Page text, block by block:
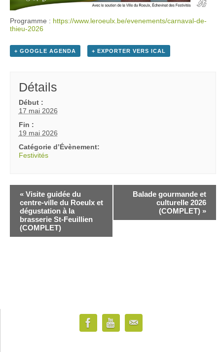
Programme : https://www.leroeulx.be/evenements/carnaval-de-
thieu-2026
+ GOOGLE AGENDA + EXPORTER VERS ICAL
Détails
Début :
17 mai 2026
Fin :
19 mai 2026
Catégorie d’Évènement:
Festivités
« Visite guidée du
centre-ville du Roeulx et
dégustation à la
brasserie St-Feuillien
(COMPLET)
Balade gourmande et
culturelle 2026
(COMPLET) »